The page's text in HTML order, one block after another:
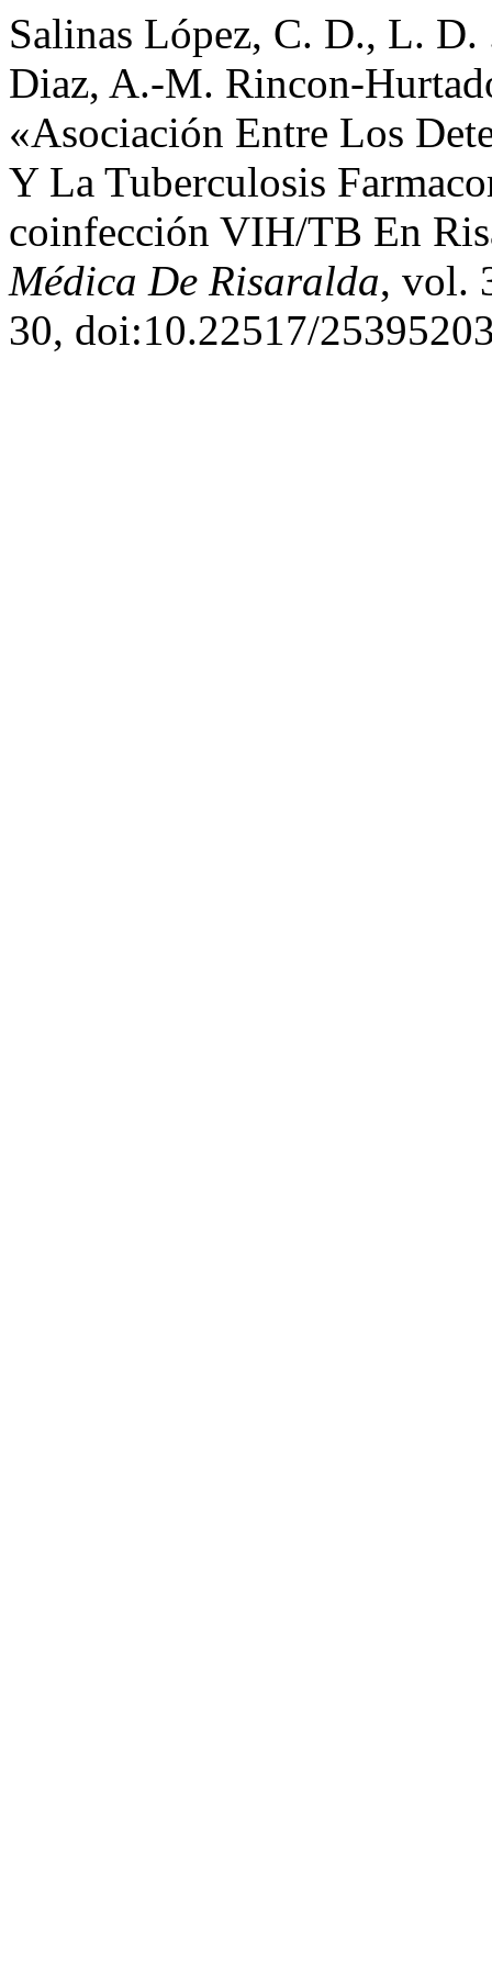
Salinas López, C. D., L.
Diaz, A.-M. Rincon-
«Asociación Entre Los
Y La Tuberculosis
coinfección VIH/TB En
Médica De Risaralda, vol.
30, doi:10.22517/